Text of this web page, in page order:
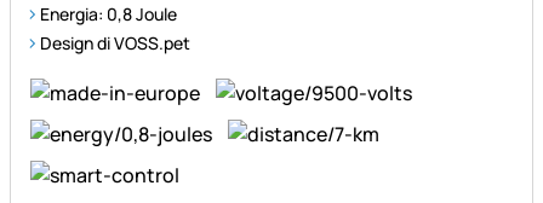
Energia: 0,8 Joule
Design di VOSS.pet